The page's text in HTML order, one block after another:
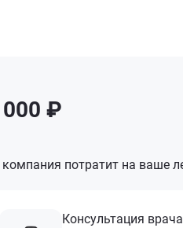
₽
потратит на ваше
Консультация